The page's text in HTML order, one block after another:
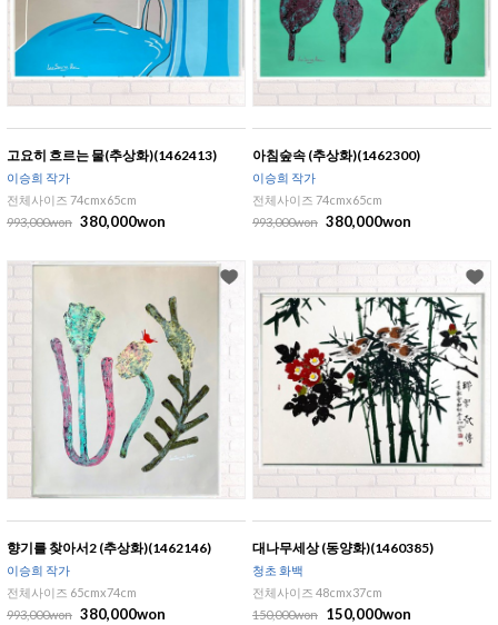
고요히 흐르는 물(추상화)(1462413)
이승희 작가
전체사이즈 74cmx65cm
993,000won 380,000won
아침숲속 (추상화)(1462300)
이승희 작가
전체사이즈 74cmx65cm
993,000won 380,000won
향기를 찾아서2 (추상화)(1462146)
이승희 작가
전체사이즈 65cmx74cm
993,000won 380,000won
대나무세상 (동양화)(1460385)
청초 화백
전체사이즈 48cmx37cm
150,000won
150,000won